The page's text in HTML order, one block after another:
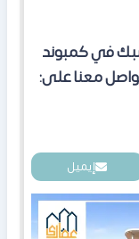
في كمبوند
معنا على:
إيميل